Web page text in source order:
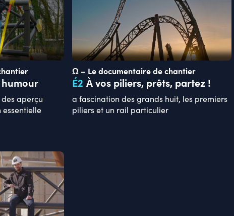
aperçu
essentielle
Ω – Le documentaire de chantier
É2 À vos piliers, prêts, partez !
a fascination des grands huit, les premiers
piliers et un rail particulier